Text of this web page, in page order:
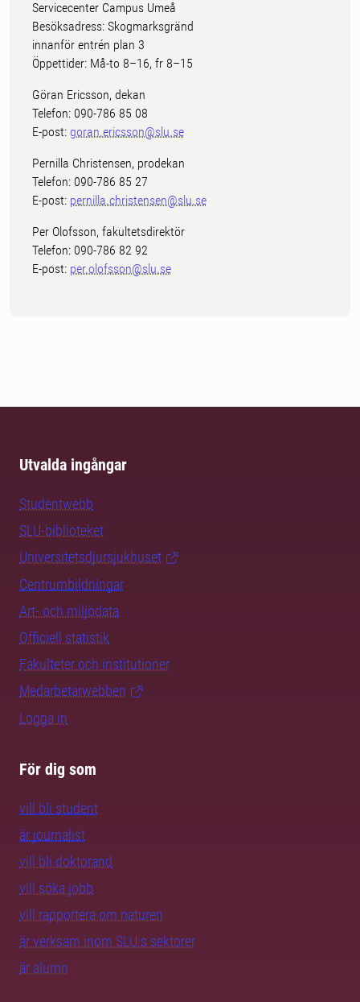
Servicecenter Campus Umeå
Besöksadress: Skogmarksgränd
innanför entrén plan 3
Öppettider: Må-to 8–16, fr 8–15
Göran Ericsson, dekan
Telefon: 090-786 85 08
E-post: goran.ericsson@slu.se
Pernilla Christensen, prodekan
Telefon: 090-786 85 27
E-post: pernilla.christensen@slu.se
Per Olofsson, fakultetsdirektör
Telefon: 090-786 82 92
E-post: per.olofsson@slu.se
Utvalda ingångar
Studentwebb
SLU-biblioteket
Universitetsdjursjukhuset
Centrumbildningar
Art- och miljödata
Officiell statistik
Fakulteter och institutioner
Medarbetarwebben
Logga in
För dig som
vill bli student
är journalist
vill bli doktorand
vill söka jobb
vill rapportera om naturen
är verksam inom SLU:s sektorer
är alumn